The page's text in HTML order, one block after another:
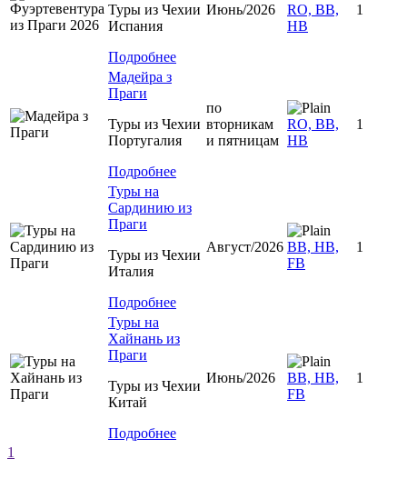
Туры из Чехии
Испания
Подробнее
Июнь/2026
RO, BB,
HB
1
Мадейра з
Праги
Туры из Чехии
Португалия
Подробнее
по
вторникам
и пятницам
RO, BB,
HB
1
Туры на
Сардинию из
Праги
Туры из Чехии
Италия
Подробнее
Август/2026 BB, HB,
FB
1
Туры на
Хайнань из
Праги
Туры из Чехии
Китай
Подробнее
Июнь/2026
ВВ, HB,
FB
1
1